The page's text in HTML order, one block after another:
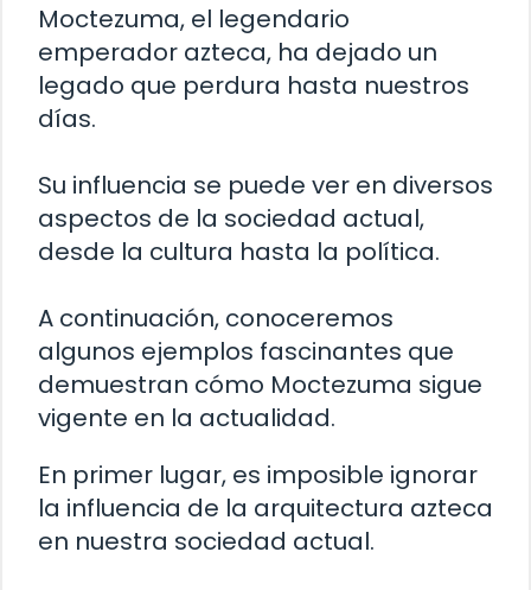
Moctezuma, el legendario
emperador azteca, ha dejado un
legado que perdura hasta nuestros
días.
Su influencia se puede ver en diversos
aspectos de la sociedad actual,
desde la cultura hasta la política.
A continuación, conoceremos
algunos ejemplos fascinantes que
demuestran cómo Moctezuma sigue
vigente en la actualidad.
En primer lugar, es imposible ignorar
la influencia de la arquitectura azteca
en nuestra sociedad actual.